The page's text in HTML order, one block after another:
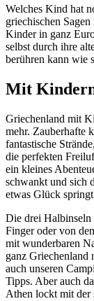
Welches Kind hat
griechischen
Kinder in ganz
selbst durch ihre
berühren kann wie
Mit
Griechenland mit
mehr. Zauberhafte
fantastische
die perfekten
ein kleines
schwankt und sich
etwas Glück
Die drei Halbinseln
Finger oder von
mit wunderbaren
ganz Griechenland
auch unseren
Tipps. Aber auch
Athen lockt mit der